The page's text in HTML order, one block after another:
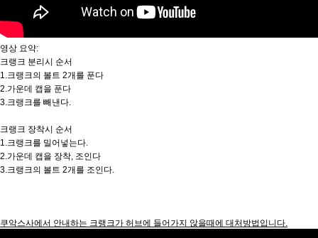
영상 요약:
크랭크 분리시 순서
1.크랭크의 볼트 2개를 푼다
2.가운데 캡을 푼다
3.크랭크를 빼낸다.
크랭크 장착시 순서
1.크랭크를 밀어넣는다.
2.가운데 캡을 장착, 조인다
3.크랭크의 볼트 2개를 조인다.
쿠악스사에서 안내하는 크랭크가 허브에 들어가지 않을때에 대처방법입니다.